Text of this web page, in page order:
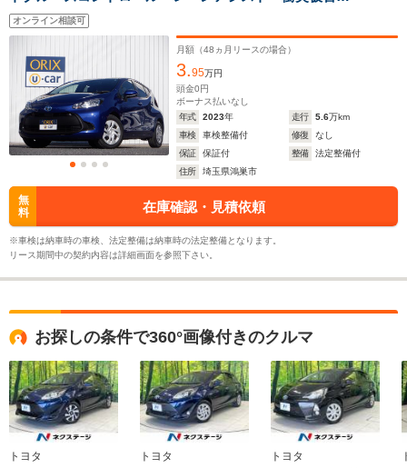
減システム オートマチックハイビーム オートライ
ト LEDヘッドランプ スマートキー
オンライン相談可
月額（48 ヵ月リースの場合）
3.95万円
頭金0円
ボーナス払いなし
年式
2023年 走行 5.6万km
車検
車検整備付 修復
なし
保証
保証付 整備
法定整備付
住所
埼玉県鴻巣市
無
料
在庫確認・見積依頼
※車検は納車時の車検、法定整備は納車時の法定整備となります。
リース期間中の契約内容は詳細画面を参照下さい。
お探しの条件で360°画像付きのクルマ
トヨタ トヨタ トヨタ